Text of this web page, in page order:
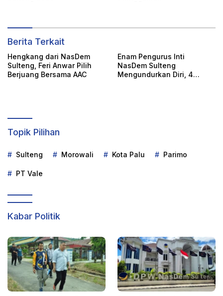
Berita Terkait
Hengkang dari NasDem
Sulteng, Feri Anwar Pilih
Berjuang Bersama AAC
Enam Pengurus Inti
NasDem Sulteng
Mengundurkan Diri, 4
Topik Pilihan
Sulteng Morowali Kota Palu Parimo
PT Vale
Kabar Politik